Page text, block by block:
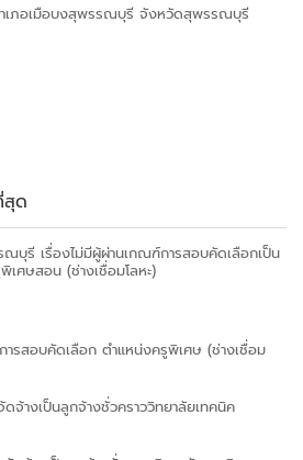
เภอเมือบงสุพรรณบุรี จังหวัดสุพรรณบุรี
สุด
ณบุรี เรื่องไม่มีผู้ผ่านเกณฑ์การสอบคัดเลือกเป็น
ศษสอน (ช่างเชื่อมโลหะ)
ารสอบคัดเลือก ตำแหน่งครูพิเศษ (ช่างเชื่อม
จ้างเป็นลูกจ้างชั่วคราววิทยาลัยเทคนิค